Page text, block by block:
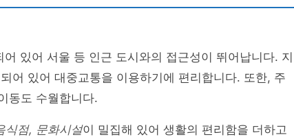
어 있어 서울 등 인근 도시와의 접근성이 뛰어납니다. 지
어 있어 대중교통을 이용하기에 편리합니다. 또한, 주
동도 수월합니다.
식점, 문화시설이 밀집해 있어 생활의 편리함을 더하고